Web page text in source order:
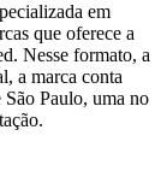
em
que oferece a
Nesse formato, a
a marca conta
São Paulo, uma no